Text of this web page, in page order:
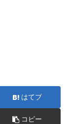
はてブ
コピー